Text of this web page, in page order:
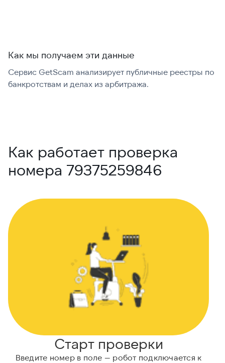
Как мы получаем эти данные
Сервис GetScam анализирует публичные реестры по
банкротствам и делах из арбитража.
Как работает проверка
номера 79375259846
Старт проверки
Введите номер в поле — робот подключается к